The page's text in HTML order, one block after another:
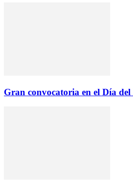
Gran convocatoria en el Día